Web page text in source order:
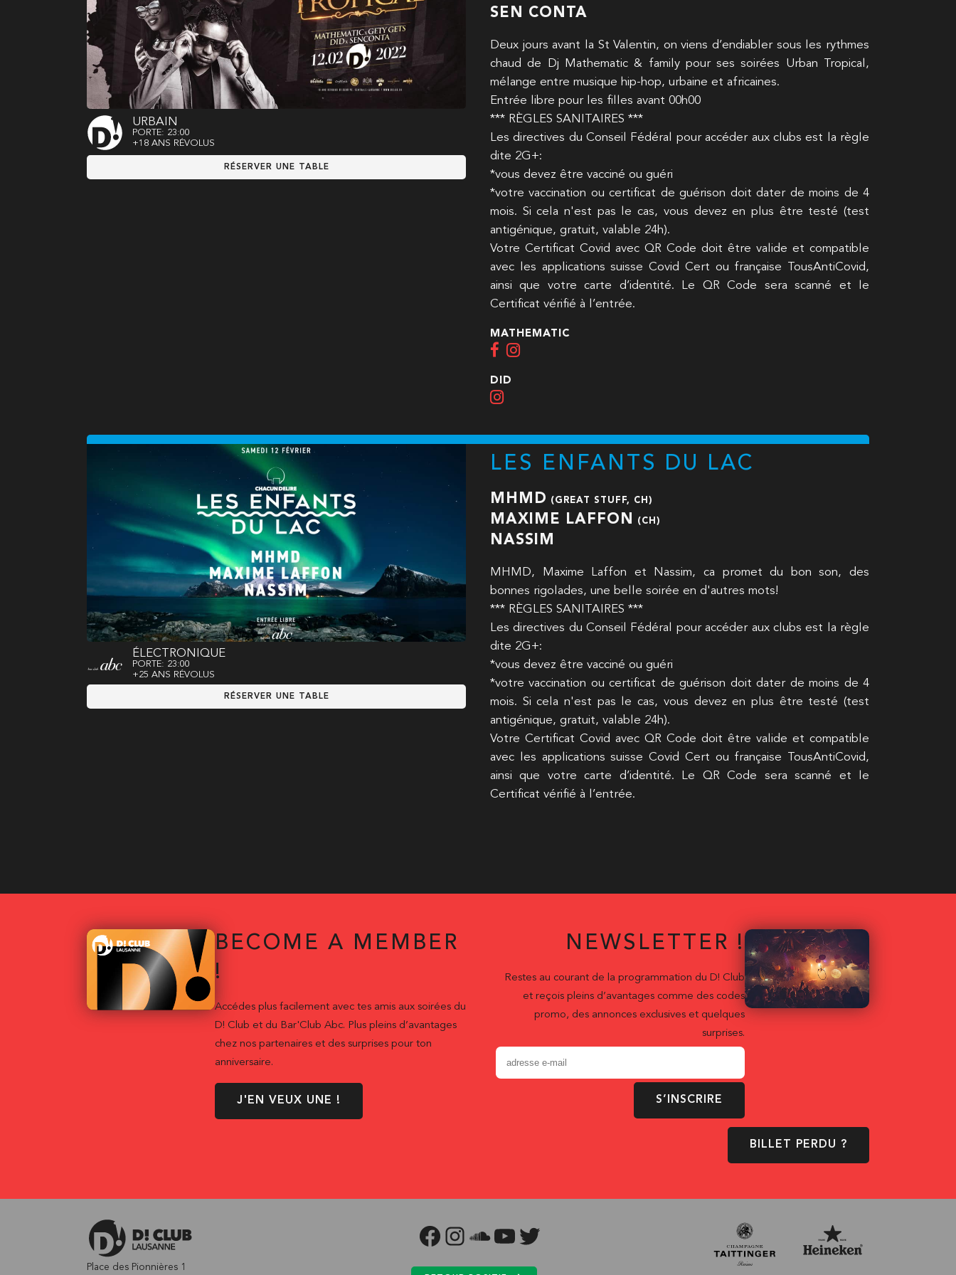
URBAIN
PORTE: 23:00
+18 ANS RÉVOLUS
RÉSERVER UNE TABLE
SEN CONTA
Deux jours avant la St Valentin, on viens d’endiabler sous les rythmes
chaud de Dj Mathematic & family pour ses soirées Urban Tropical,
mélange entre musique hip-hop, urbaine et africaines.
Entrée libre pour les filles avant 00h00
*** RÈGLES SANITAIRES ***
Les directives du Conseil Fédéral pour accéder aux clubs est la règle
dite 2G+:
*vous devez être vacciné ou guéri
*votre vaccination ou certificat de guérison doit dater de moins de 4
mois. Si cela n'est pas le cas, vous devez en plus être testé (test
antigénique, gratuit, valable 24h).
Votre Certificat Covid avec QR Code doit être valide et compatible
avec les applications suisse Covid Cert ou française TousAntiCovid,
ainsi que votre carte d’identité. Le QR Code sera scanné et le
Certificat vérifié à l’entrée.
MATHEMATIC
DID
ÉLECTRONIQUE
PORTE: 23:00
+25 ANS RÉVOLUS
RÉSERVER UNE TABLE
LES ENFANTS DU LAC
MHMD (GREAT STUFF, CH)
MAXIME LAFFON (CH)
NASSIM
MHMD, Maxime Laffon et Nassim, ca promet du bon son, des
bonnes rigolades, une belle soirée en d'autres mots!
*** RÈGLES SANITAIRES ***
Les directives du Conseil Fédéral pour accéder aux clubs est la règle
dite 2G+:
*vous devez être vacciné ou guéri
*votre vaccination ou certificat de guérison doit dater de moins de 4
mois. Si cela n'est pas le cas, vous devez en plus être testé (test
antigénique, gratuit, valable 24h).
Votre Certificat Covid avec QR Code doit être valide et compatible
avec les applications suisse Covid Cert ou française TousAntiCovid,
ainsi que votre carte d’identité. Le QR Code sera scanné et le
Certificat vérifié à l’entrée.
BECOME A MEMBER
!
Accédes plus facilement avec tes amis aux soirées du
D! Club et du Bar'Club Abc. Plus pleins d’avantages
chez nos partenaires et des surprises pour ton
anniversaire.
J'EN VEUX UNE !
NEWSLETTER !
Restes au courant de la programmation du D! Club
et reçois pleins d’avantages comme des codes
promo, des annonces exclusives et quelques
surprises.
S’INSCRIRE
BILLET PERDU ?
Place des Pionnières 1
FACEBOOKINSTAGRAM
SOUNDCLOUD
YOUTUBETWITTER